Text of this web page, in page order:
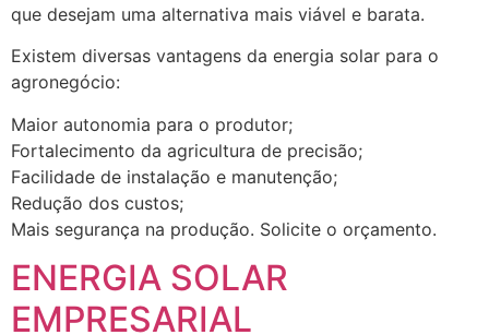
que desejam uma alternativa mais viável e barata.
Existem diversas vantagens da energia solar para o
agronegócio:
Maior autonomia para o produtor;
Fortalecimento da agricultura de precisão;
Facilidade de instalação e manutenção;
Redução dos custos;
Mais segurança na produção. Solicite o orçamento.
ENERGIA SOLAR
EMPRESARIAL